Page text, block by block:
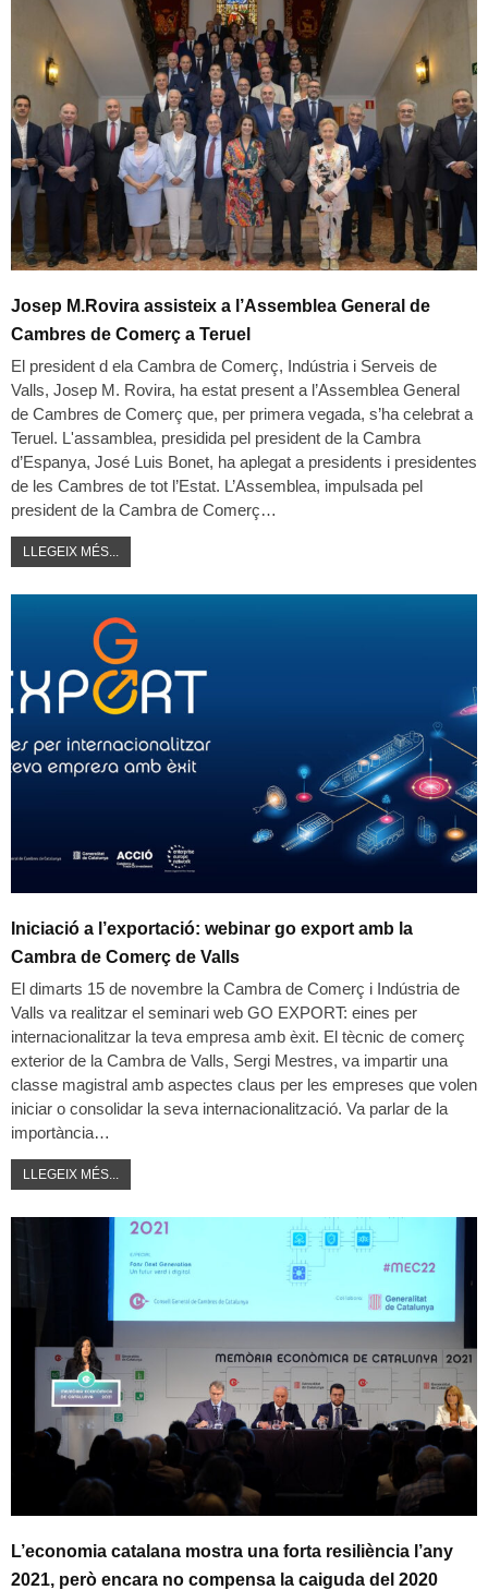
Josep M.Rovira assisteix a l’Assemblea General de
Cambres de Comerç a Teruel
El president d ela Cambra de Comerç, Indústria i Serveis de
Valls, Josep M. Rovira, ha estat present a l’Assemblea General
de Cambres de Comerç que, per primera vegada, s’ha celebrat a
Teruel. L'assamblea, presidida pel president de la Cambra
d’Espanya, José Luis Bonet, ha aplegat a presidents i presidentes
de les Cambres de tot l’Estat. L’Assemblea, impulsada pel
president de la Cambra de Comerç…
LLEGEIX MÉS...
Iniciació a l’exportació: webinar go export amb la
Cambra de Comerç de Valls
El dimarts 15 de novembre la Cambra de Comerç i Indústria de
Valls va realitzar el seminari web GO EXPORT: eines per
internacionalitzar la teva empresa amb èxit. El tècnic de comerç
exterior de la Cambra de Valls, Sergi Mestres, va impartir una
classe magistral amb aspectes claus per les empreses que volen
iniciar o consolidar la seva internacionalització. Va parlar de la
importància…
LLEGEIX MÉS...
L’economia catalana mostra una forta resiliència l’any
2021, però encara no compensa la caiguda del 2020